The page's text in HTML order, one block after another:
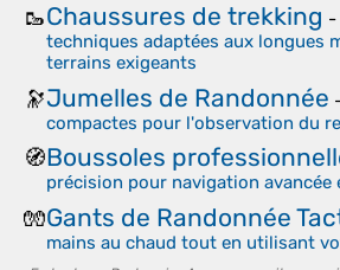
🥾Chaussures de trekking -
techniques adaptées aux longues
terrains exigeants
🔭Jumelles de Randonnée
compactes pour l'observation du
🧭Boussoles
précision pour navigation avancée
🧤Gants de Randonnée
mains au chaud tout en utilisant